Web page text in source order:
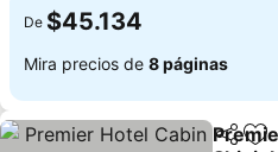
De $45.134
Mira precios de 8 páginas